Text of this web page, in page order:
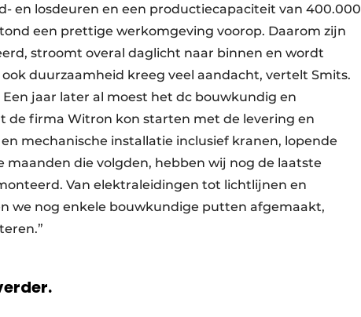
en losdeuren en een productiecapaciteit van 400.000
een prettige werkomgeving voorop. Daarom zijn
stroomt overal daglicht naar binnen en wordt
duurzaamheid kreeg veel aandacht, vertelt Smits.
jaar later al moest het dc bouwkundig en
de firma Witron kon starten met de levering en
mechanische installatie inclusief kranen, lopende
maanden die volgden, hebben wij nog de laatste
Van elektraleidingen tot lichtlijnen en
we nog enkele bouwkundige putten afgemaakt,